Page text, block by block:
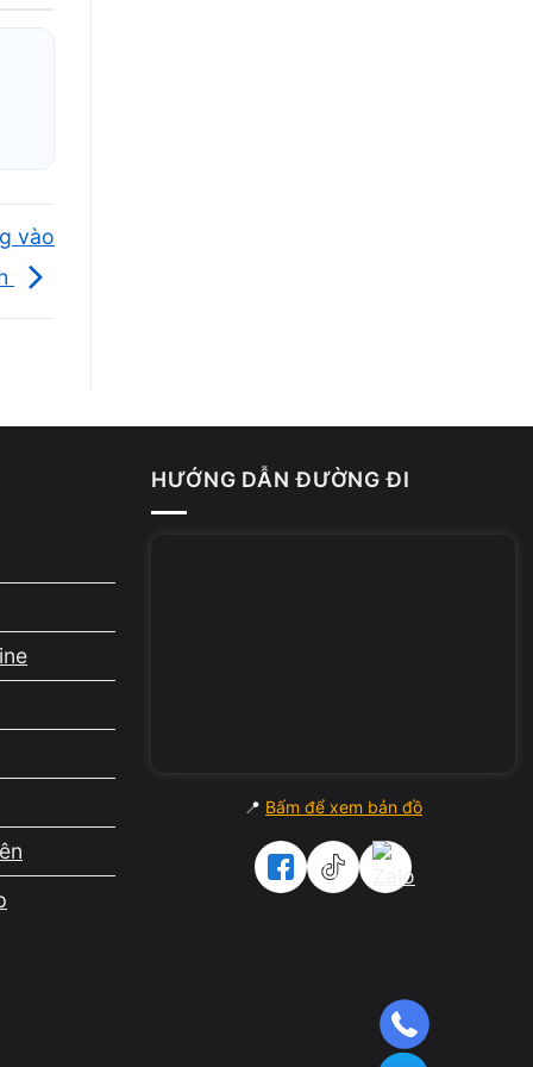
phổ
im.
vào
HƯỚNG DẪN ĐƯỜNG ĐI
📍 Bấm để xem bản đồ